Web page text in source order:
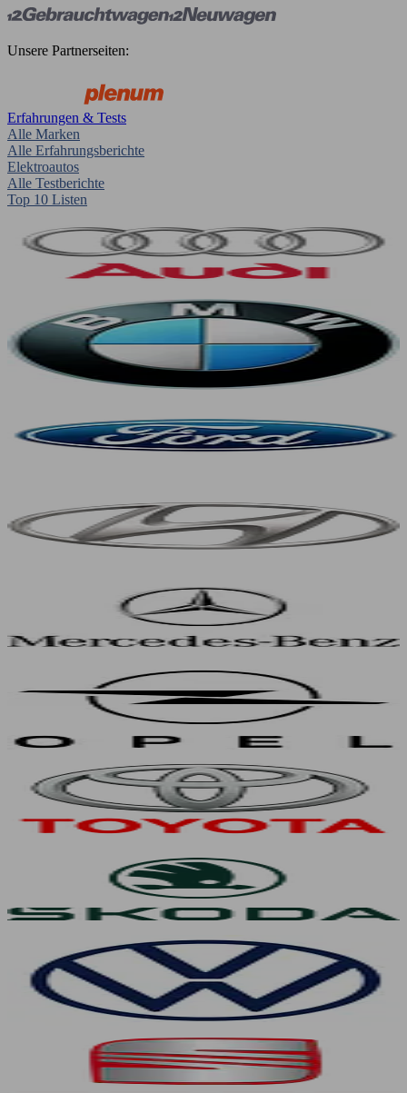
Unsere Partnerseiten:
Erfahrungen & Tests
Alle Marken
Alle Erfahrungsberichte
Elektroautos
Alle Testberichte
Top 10 Listen